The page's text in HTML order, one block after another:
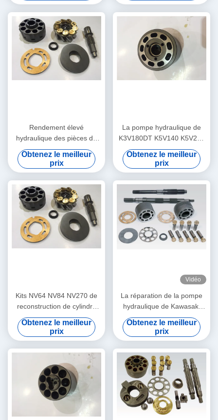
Rendement élevé
hydraulique des pièces de
rechange K3SP36C
K3V63BDT K3V140DT de
pompe de longue durée
Obtenez le meilleur
prix
La pompe hydraulique de
K3V180DT K5V140 K5V200
Kawasaki partie des biens
de longue durée
Obtenez le meilleur
prix
Kits NV64 NV84 NV270 de
reconstruction de cylindre
hydraulique/kits de
réparation cylindre de
l'hydraulique
Obtenez le meilleur
prix
Vidéo
La réparation de la pompe
hydraulique de Kawasaki
partie/du plateau oscillant
haute performance
Obtenez le meilleur
prix